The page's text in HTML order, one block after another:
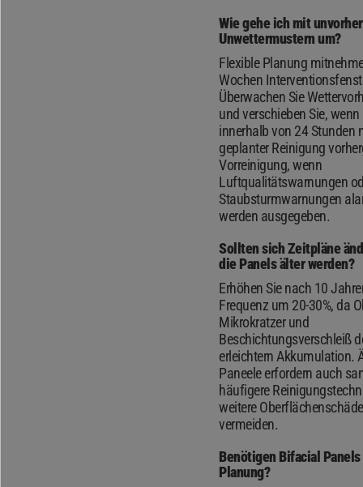
Wie gehe ich mit
Unwettermustern um?
Flexible Planung
Wochen
Überwachen Sie
und verschieben Sie, wenn
innerhalb von 24 Stunden
geplanter Reinigung
Vorreinigung, wenn
Luftqualitätswarnungen
Staubsturmwarnungen
werden ausgegeben.
Sollten sich Zeitpläne
die Panels älter werden?
Erhöhen Sie nach 10
Frequenz um 20-30%, da
Mikrokratzer und
Beschichtungsverschleiß
erleichtern Akkumulation.
Paneele erfordern auch
häufigere
weitere
vermeiden.
Benötigen Bifacial
Planung?